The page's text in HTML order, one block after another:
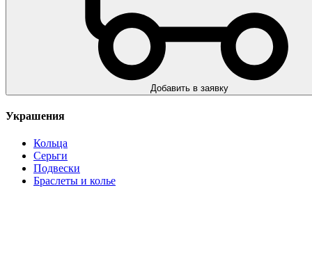
Добавить в заявку
Украшения
Кольца
Серьги
Подвески
Браслеты и колье